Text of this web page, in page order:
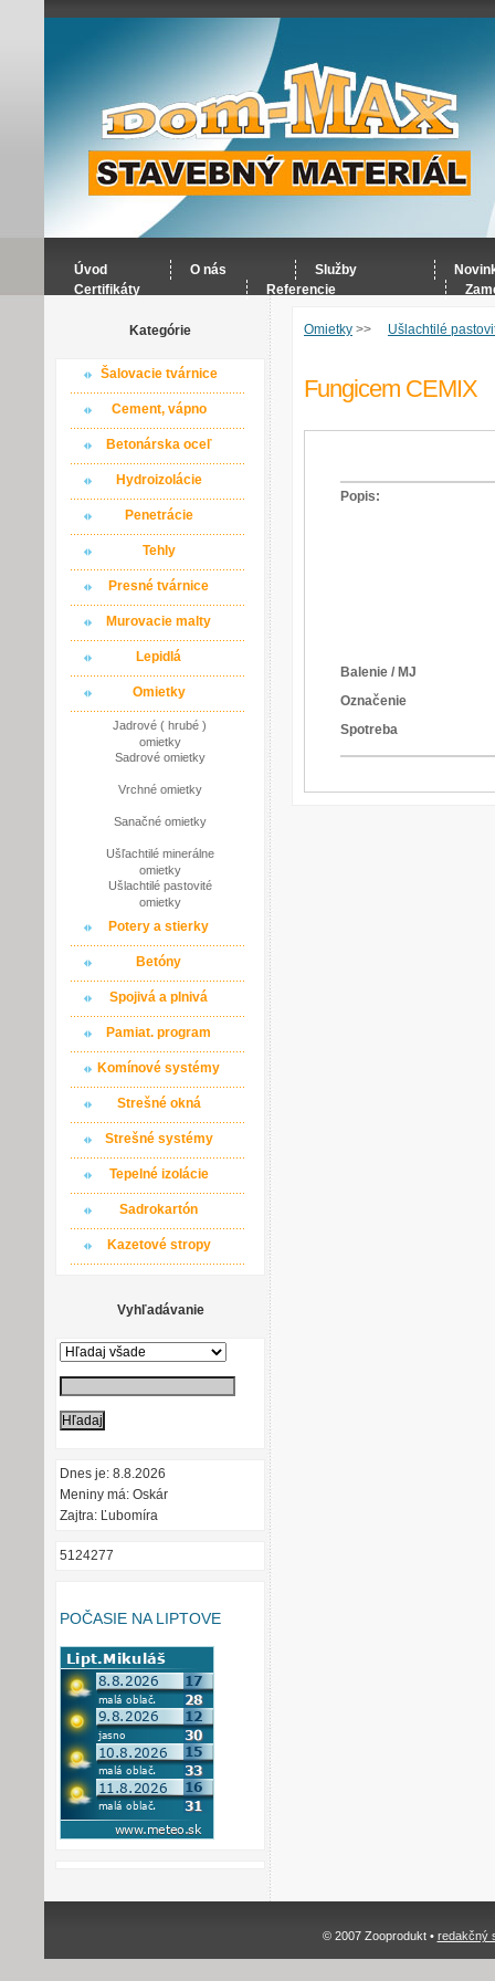
Úvod O nás Služby
Certifikáty
Referencie
Kategórie
Šalovacie tvárnice
Cement, vápno
Betonárska oceľ
Hydroizolácie
Penetrácie
Tehly
Presné tvárnice
Murovacie malty
Lepidlá
Omietky
Jadrové ( hrubé )
omietky
Sadrové omietky
Vrchné omietky
Sanačné omietky
Ušľachtilé minerálne
omietky
Ušlachtilé pastovité
omietky
Potery a stierky
Betóny
Spojivá a plnivá
Pamiat. program
Komínové systémy
Strešné okná
Strešné systémy
Tepelné izolácie
Sadrokartón
Kazetové stropy
Vyhľadávanie
Dnes je: 8.8.2026
Meniny má: Oskár
Zajtra: Ľubomíra
5124277
POČASIE NA LIPTOVE
Omietky >> Ušlachtilé
Fungicem CEMIX
Popis:
Balenie / MJ
Označenie
Spotreba
© 2007 Zooprodukt • redakčný